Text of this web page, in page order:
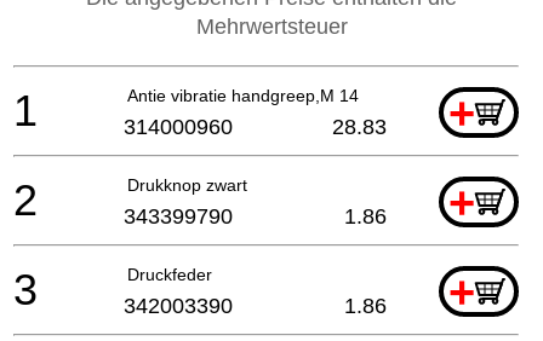
Mehrwertsteuer
Antie vibratie handgreep,M 14 +
1 314000960 28.83
Drukknop zwart +
2 343399790 1.86
Druckfeder +
3 342003390 1.86